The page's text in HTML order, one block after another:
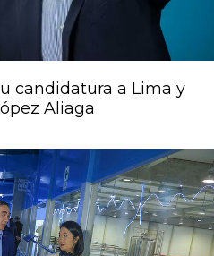
candidatura a Lima y
Aliaga